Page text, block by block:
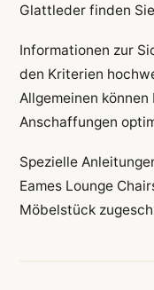
Glattleder finden
Informationen zur
den Kriterien
Allgemeinen
Anschaffungen
Spezielle
Eames Lounge
Möbelstück